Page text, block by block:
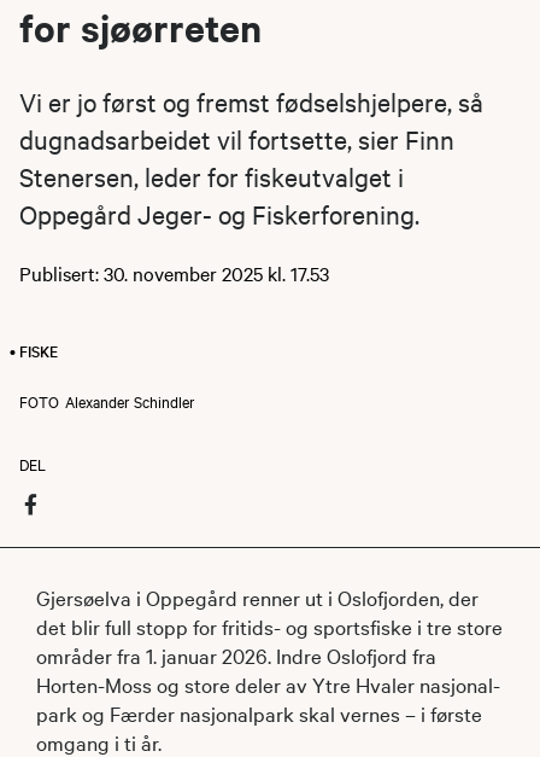
for sjøørreten
Vi er jo først og fremst fødselshjelpere, så
dugnadsarbeidet vil fortsette, sier Finn
Stenersen, leder for fiskeutvalget i
Oppegård Jeger- og Fiskerforening.
Publisert: 30. november 2025 kl. 17.53
• FISKE
FOTO Alexander Schindler
DEL
Gjersøelva i Oppegård renner ut i Oslofjorden, der
det blir full stopp for fritids- og sportsfiske i tre store
områder fra 1. januar 2026. Indre Oslofjord fra
Horten-Moss og store deler av Ytre Hvaler nasjonal-
park og Færder nasjonalpark skal vernes – i første
omgang i ti år.